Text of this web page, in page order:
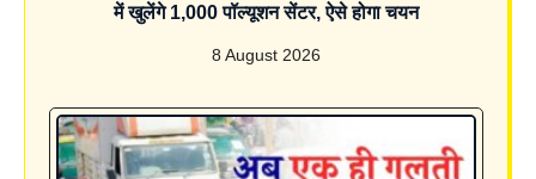
में खुलेंगे 1,000 पॉल्यूशन सेंटर, ऐसे होगा चयन
8 August 2026